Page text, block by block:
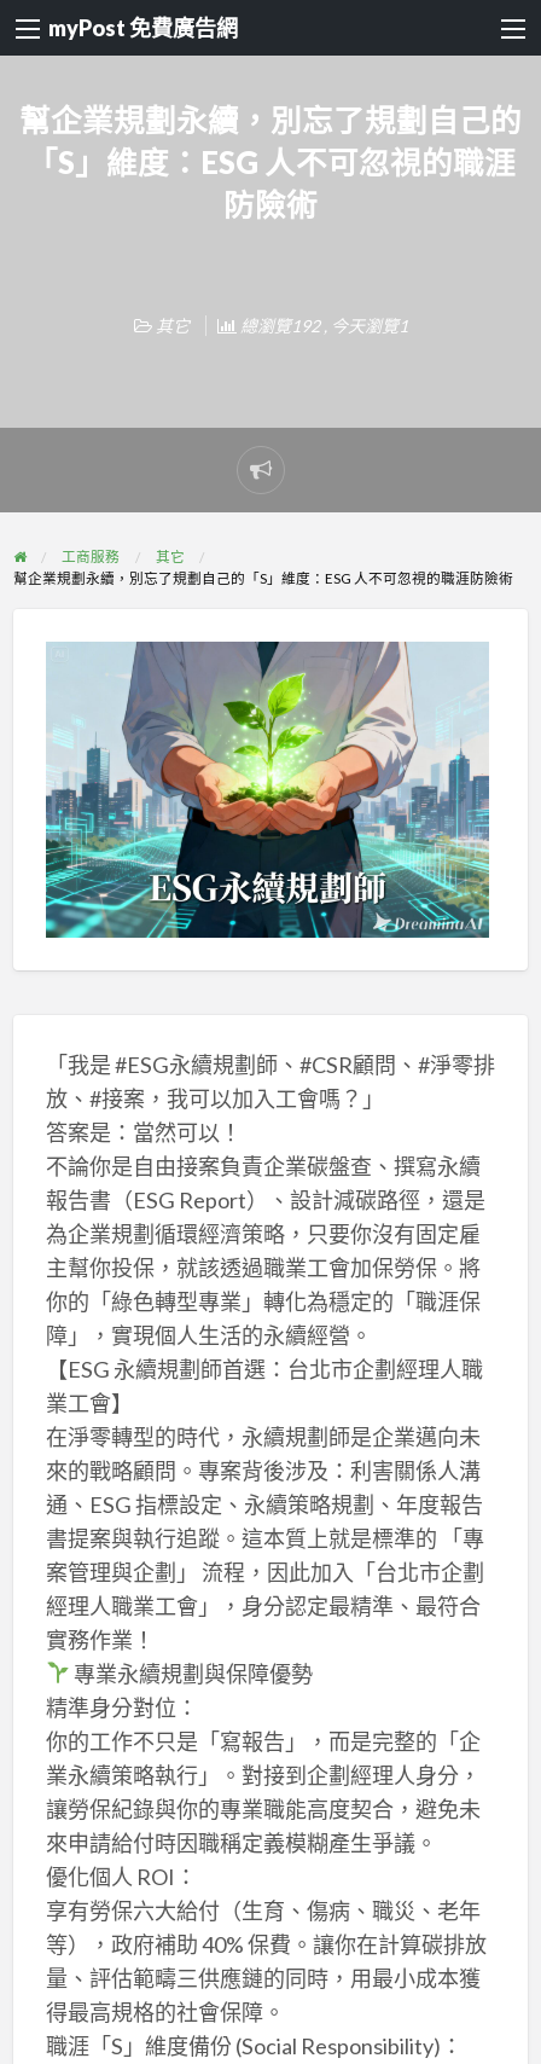
myPost 免費廣告網
幫企業規劃永續，別忘了規劃自己的
「S」維度：ESG 人不可忽視的職涯
防險術
其它 總瀏覽192 , 今天瀏覽1
Report
problem
工商服務
其它
幫企業規劃永續，別忘了規劃自己的「S」維度：ESG 人不可忽視的職涯防險術
「我是 #ESG永續規劃師、#CSR顧問、#淨零排
放、#接案，我可以加入工會嗎？」
答案是：當然可以！
不論你是自由接案負責企業碳盤查、撰寫永續
報告書（ESG Report）、設計減碳路徑，還是
為企業規劃循環經濟策略，只要你沒有固定雇
主幫你投保，就該透過職業工會加保勞保。將
你的「綠色轉型專業」轉化為穩定的「職涯保
障」，實現個人生活的永續經營。
【ESG 永續規劃師首選：台北市企劃經理人職
業工會】
在淨零轉型的時代，永續規劃師是企業邁向未
來的戰略顧問。專案背後涉及：利害關係人溝
通、ESG 指標設定、永續策略規劃、年度報告
書提案與執行追蹤。這本質上就是標準的 「專
案管理與企劃」 流程，因此加入「台北市企劃
經理人職業工會」，身分認定最精準、最符合
實務作業！
專業永續規劃與保障優勢
精準身分對位：
你的工作不只是「寫報告」，而是完整的「企
業永續策略執行」。對接到企劃經理人身分，
讓勞保紀錄與你的專業職能高度契合，避免未
來申請給付時因職稱定義模糊產生爭議。
優化個人 ROI：
享有勞保六大給付（生育、傷病、職災、老年
等），政府補助 40% 保費。讓你在計算碳排放
量、評估範疇三供應鏈的同時，用最小成本獲
得最高規格的社會保障。
職涯「S」維度備份 (Social Responsibility)：